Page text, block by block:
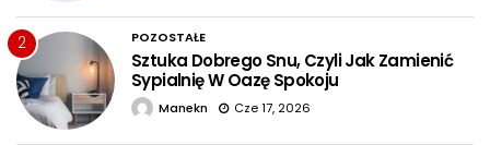
2 POZOSTAŁE
Sztuka Dobrego Snu, Czyli Jak Zamienić
Sypialnię W Oazę Spokoju
Manekn Cze 17, 2026